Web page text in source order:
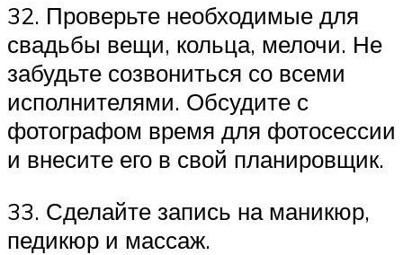
32. Проверьте необходимые для
свадьбы вещи, кольца, мелочи. Не
забудьте созвониться со всеми
исполнителями. Обсудите с
фотографом время для фотосессии
и внесите его в свой планировщик.
33. Сделайте запись на маникюр,
педикюр и массаж.